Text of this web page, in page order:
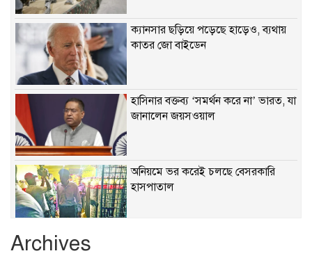
ক্যানসার ছড়িয়ে পড়েছে হাড়েও, ব্যথায়
কাতর জো বাইডেন
হাসিনার বক্তব্য ‘সমর্থন করে না’ ভারত, যা
জানালেন জয়সওয়াল
অনিয়মে ভর করেই চলছে বেসরকারি
হাসপাতাল
Archives